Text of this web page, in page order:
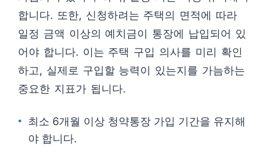
합니다. 또한, 신청하려는 주택의 면적에 따라
일정 금액 이상의 예치금이 통장에 납입되어 있
어야 합니다. 이는 주택 구입 의사를 미리 확인
하고, 실제로 구입할 능력이 있는지를 가늠하는
중요한 지표가 됩니다.
최소 6개월 이상 청약통장 가입 기간을 유지해
야 합니다.